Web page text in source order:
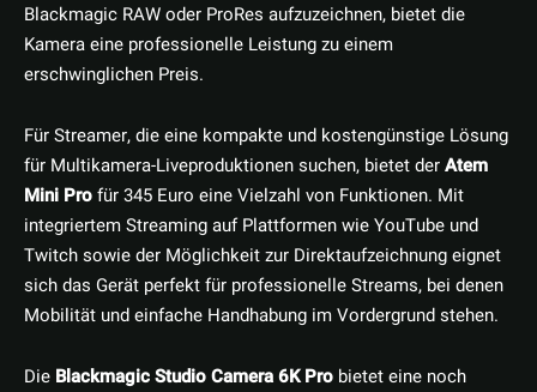
Blackmagic RAW oder ProRes aufzuzeichnen, bietet die
Kamera eine professionelle Leistung zu einem
erschwinglichen Preis.
Für Streamer, die eine kompakte und kostengünstige Lösung
für Multikamera-Liveproduktionen suchen, bietet derAtem
Mini Profür 345 Euro eine Vielzahl von Funktionen. Mit
integriertem Streaming auf Plattformen wie YouTube und
Twitch sowie der Möglichkeit zur Direktaufzeichnung eignet
sich das Gerät perfekt für professionelle Streams, bei denen
Mobilität und einfache Handhabung im Vordergrund stehen.
Die Blackmagic Studio Camera 6K Pro bietet eine noch